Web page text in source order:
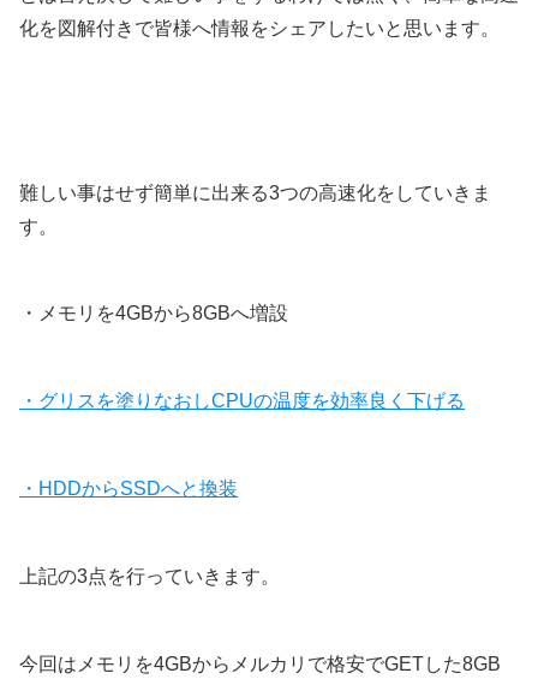
化を図解付きで皆様へ情報をシェアしたいと思います。
難しい事はせず簡単に出来る3つの高速化をしていきま
す。
・メモリを4GBから8GBへ増設
・グリスを塗りなおしCPUの温度を効率良く下げる
・HDDからSSDへと換装
上記の3点を行っていきます。
今回はメモリを4GBからメルカリで格安でGETした8GB